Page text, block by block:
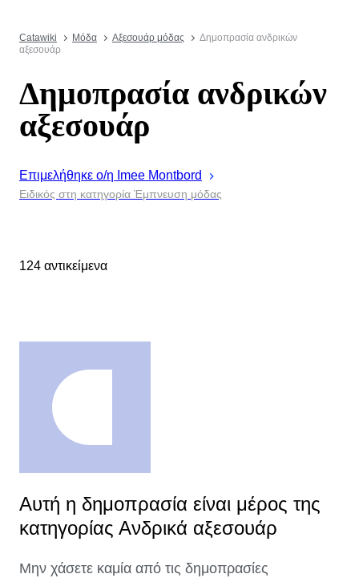
Catawiki Μόδα Αξεσουάρ μόδας
Δημοπρασία ανδρικών
αξεσουάρ
Δημοπρασία ανδρικών
αξεσουάρ
Επιμελήθηκε ο/η Imee Montbord
Ειδικός στη κατηγορία Έμπνευση μόδας
124 αντικείμενα
Αυτή η δημοπρασία είναι μέρος της
κατηγορίας Ανδρικά αξεσουάρ
Μην χάσετε καμία από τις δημοπρασίες